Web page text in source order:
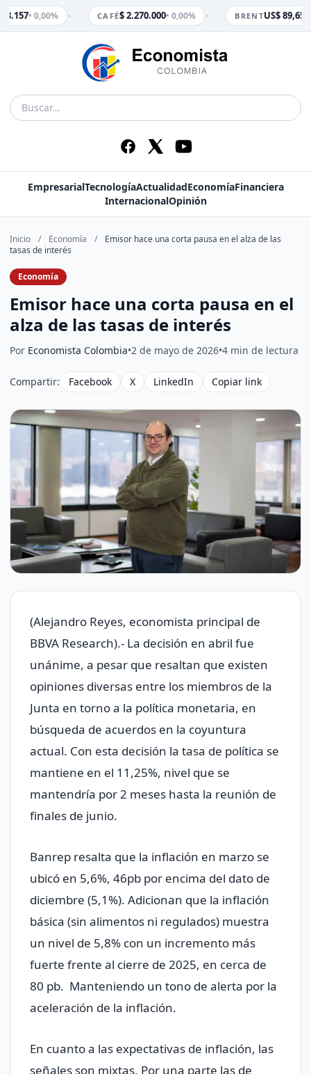
• 0,00% CAFÉ$ 2.270.000• 0,00% BRENT US$ 89,65•
EmpresarialTecnologíaActualidadEconomíaFinanciera
InternacionalOpinión
Inicio / Economía /
Emisor hace una corta pausa en el alza de las
tasas de interés
Economía
Emisor hace una corta pausa en el
alza de las tasas de interés
Por Economista Colombia•2 de mayo de 2026•4 min de lectura
Compartir: Facebook X LinkedIn Copiar link
(Alejandro Reyes, economista principal de
BBVA Research).- La decisión en abril fue
unánime, a pesar que resaltan que existen
opiniones diversas entre los miembros de la
Junta en torno a la política monetaria, en
búsqueda de acuerdos en la coyuntura
actual. Con esta decisión la tasa de política se
mantiene en el 11,25%, nivel que se
mantendría por 2 meses hasta la reunión de
finales de junio.
Banrep resalta que la inflación en marzo se
ubicó en 5,6%, 46pb por encima del dato de
diciembre (5,1%). Adicionan que la inflación
básica (sin alimentos ni regulados) muestra
un nivel de 5,8% con un incremento más
fuerte frente al cierre de 2025, en cerca de
80 pb. Manteniendo un tono de alerta por la
aceleración de la inflación.
En cuanto a las expectativas de inflación, las
señales son mixtas. Por una parte las de